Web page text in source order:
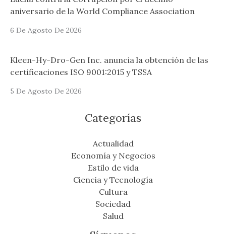
aniversario de la World Compliance Association
6 De Agosto De 2026
Kleen-Hy-Dro-Gen Inc. anuncia la obtención de las
certificaciones ISO 9001:2015 y TSSA
5 De Agosto De 2026
Categorías
Actualidad
Economía y Negocios
Estilo de vida
Ciencia y Tecnología
Cultura
Sociedad
Salud